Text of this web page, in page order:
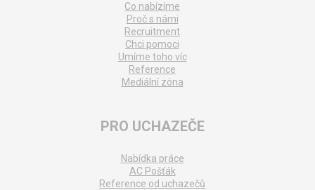
Co nabízíme
Proč s námi
Recruitment
Chci pomoci
Umíme toho víc
Reference
Mediální zóna
PRO UCHAZEČE
Nabídka práce
AC Pošťák
Reference od uchazečů